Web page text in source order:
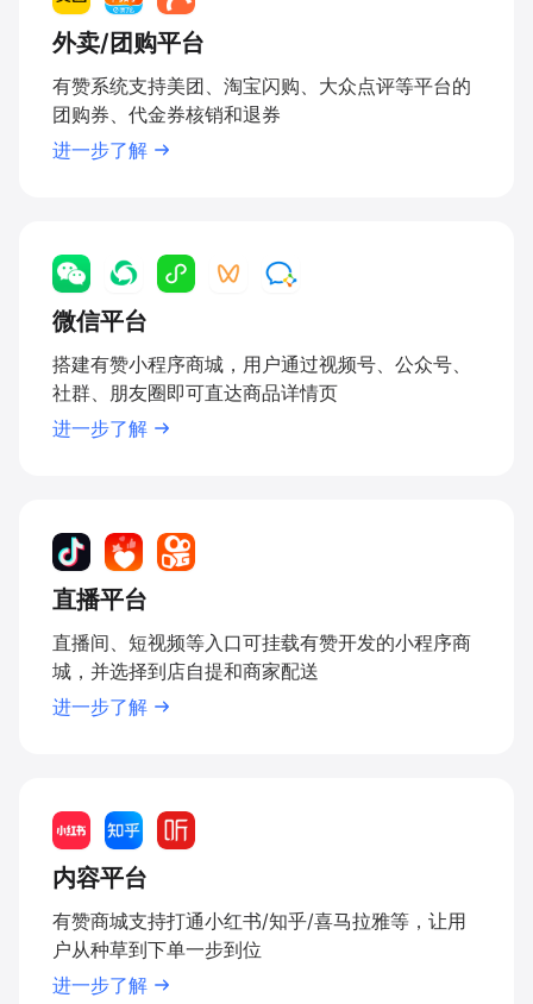
外卖/团购平台
有赞系统支持美团、淘宝闪购、大众点评等平台的
团购券、代金券核销和退券
进一步了解
微信平台
搭建有赞小程序商城，用户通过视频号、公众号、
社群、朋友圈即可直达商品详情页
进一步了解
直播平台
直播间、短视频等入口可挂载有赞开发的小程序商
城，并选择到店自提和商家配送
进一步了解
内容平台
有赞商城支持打通小红书/知乎/喜马拉雅等，让用
户从种草到下单一步到位
进一步了解